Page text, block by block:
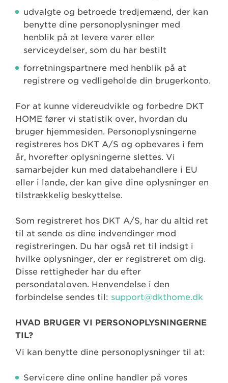
udvalgte og betroede tredjemænd, der kan
benytte dine personoplysninger med
henblik på at levere varer eller
serviceydelser, som du har bestilt
forretningspartnere med henblik på at
registrere og vedligeholde din brugerkonto.
For at kunne videreudvikle og forbedre DKT
HOME fører vi statistik over, hvordan du
bruger hjemmesiden. Personoplysningerne
registreres hos DKT A/S og opbevares i fem
år, hvorefter oplysningerne slettes. Vi
samarbejder kun med databehandlere i EU
eller i lande, der kan give dine oplysninger en
tilstrækkelig beskyttelse.
Som registreret hos DKT A/S, har du altid ret
til at sende os dine indvendinger mod
registreringen. Du har også ret til indsigt i
hvilke oplysninger, der er registreret om dig.
Disse rettigheder har du efter
persondataloven. Henvendelse i den
forbindelse sendes til: support@dkthome.dk
HVAD BRUGER VI PERSONOPLYSNINGERNE
TIL?
Vi kan benytte dine personoplysninger til at:
Servicere dine online handler på vores